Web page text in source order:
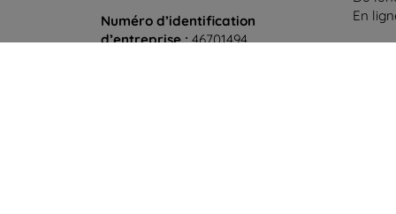
Numéro d’identification
d’entreprise :46701494
En